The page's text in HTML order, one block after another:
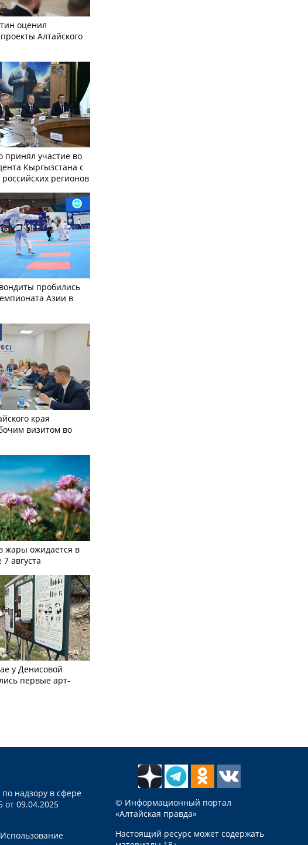
оценил
Алтайского
принял участие во
Кыргызстана с
регионов
пробились
Азии в
края
визитом во
жары ожидается в
августа
у Денисовой
первые арт-
надзору в сфере
09.04.2025
© Информационный портал
«Алтайская правда»
Настоящий ресурс может содержать